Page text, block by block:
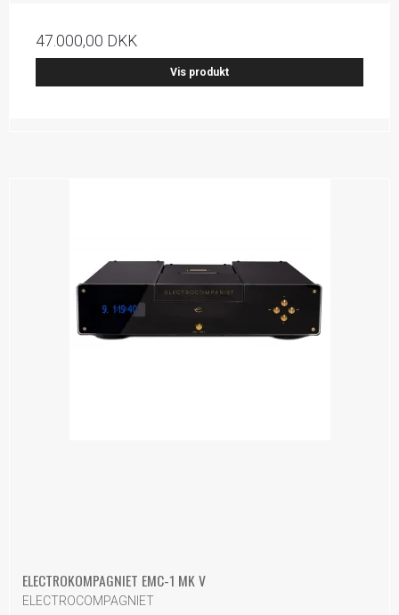
47.000,00 DKK
Vis produkt
ELECTROKOMPAGNIET EMC-1 MK V
ELECTROCOMPAGNIET